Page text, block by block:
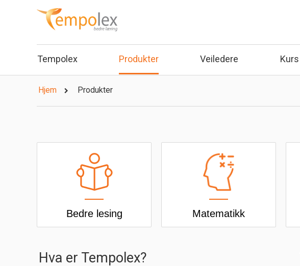
Tempolex Produkter Veiledere Kurs
Hjem Produkter
Bedre lesing Matematikk
Hva er Tempolex?